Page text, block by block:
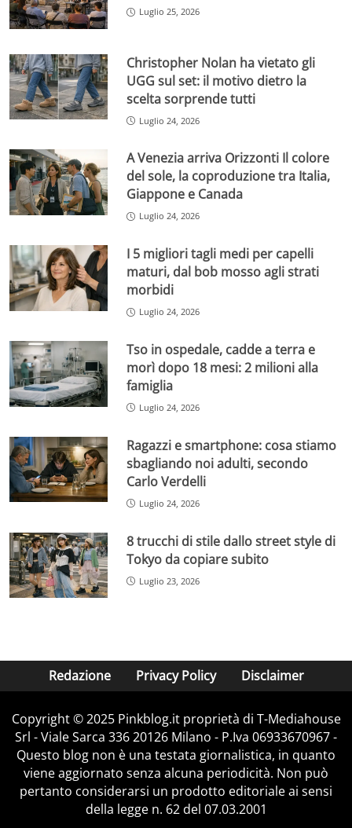
Luglio 25, 2026
Christopher Nolan ha vietato gli
UGG sul set: il motivo dietro la
scelta sorprende tutti
Luglio 24, 2026
A Venezia arriva Orizzonti Il colore
del sole, la coproduzione tra Italia,
Giappone e Canada
Luglio 24, 2026
I 5 migliori tagli medi per capelli
maturi, dal bob mosso agli strati
morbidi
Luglio 24, 2026
Tso in ospedale, cadde a terra e
morì dopo 18 mesi: 2 milioni alla
famiglia
Luglio 24, 2026
Ragazzi e smartphone: cosa stiamo
sbagliando noi adulti, secondo
Carlo Verdelli
Luglio 24, 2026
8 trucchi di stile dallo street style di
Tokyo da copiare subito
Luglio 23, 2026
Redazione Privacy Policy Disclaimer
Copyright © 2025 Pinkblog.it proprietà di T-Mediahouse
Srl - Viale Sarca 336 20126 Milano - P.Iva 06933670967 -
Questo blog non è una testata giornalistica, in quanto
viene aggiornato senza alcuna periodicità. Non può
pertanto considerarsi un prodotto editoriale ai sensi
della legge n. 62 del 07.03.2001